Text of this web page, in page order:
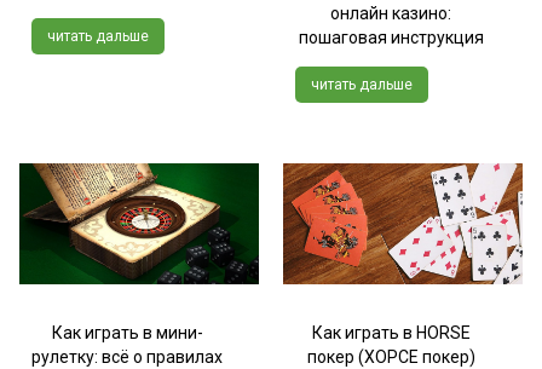
читать дальше
онлайн казино:
пошаговая инструкция
читать дальше
Как играть в мини-
рулетку: всё о правилах
Как играть в HORSE
покер (ХОРСЕ покер)